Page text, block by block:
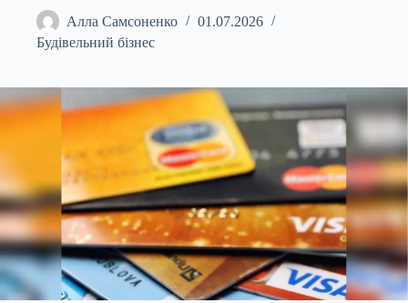
Алла Самсоненко
01.07.2026
Будівельний бізнес